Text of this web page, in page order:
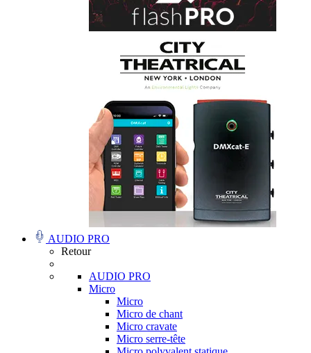
AUDIO PRO
Retour
AUDIO PRO
Micro
Micro
Micro de chant
Micro cravate
Micro serre-tête